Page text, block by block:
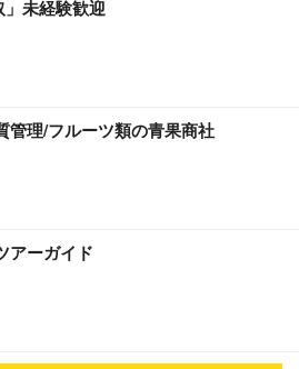
」未経験歓迎
管理/フルーツ類の青果商社
アーガイド